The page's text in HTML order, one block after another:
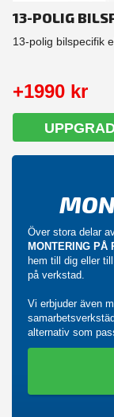
13-POLIG
13-polig bilspecifik
+1990 kr
Över stora delar
MONTERING PÅ
hem till dig eller
på verkstad.
Vi erbjuder även
alternativ som